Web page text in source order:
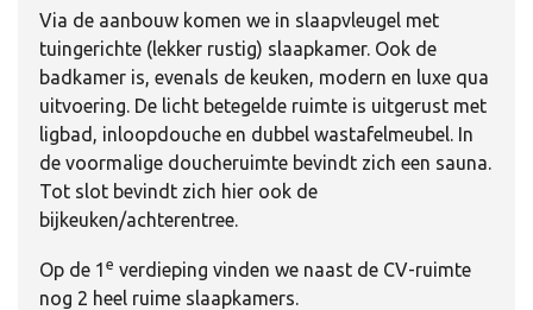
Via de aanbouw komen we in slaapvleugel met
tuingerichte (lekker rustig) slaapkamer. Ook de
badkamer is, evenals de keuken, modern en luxe qua
uitvoering. De licht betegelde ruimte is uitgerust met
ligbad, inloopdouche en dubbel wastafelmeubel. In
de voormalige doucheruimte bevindt zich een sauna.
Tot slot bevindt zich hier ook de
bijkeuken/achterentree.
Op de 1 e verdieping vinden we naast de CV-ruimte
nog 2 heel ruime slaapkamers.